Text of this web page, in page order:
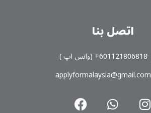
اتصل بنا
601121806818+ (واتس اپ )
applyformalaysia@gmail.com